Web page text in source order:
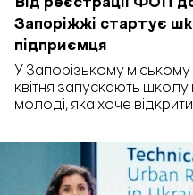
Запоріжжі стартує
підприємця
У Запорізькому
квітня запускають
молоді, яка хоче